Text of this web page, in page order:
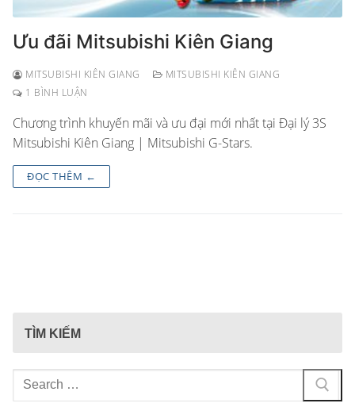
Ưu đãi Mitsubishi Kiên Giang
MITSUBISHI KIÊN GIANG
MITSUBISHI KIÊN GIANG
1 BÌNH LUẬN
Chương trình khuyến mãi và ưu đại mới nhất tại Đại lý 3S
Mitsubishi Kiên Giang | Mitsubishi G-Stars.
ĐỌC THÊM ←
TÌM KIẾM
Tìm
kiếm